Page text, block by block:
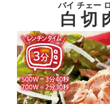
白切
バイ チェー